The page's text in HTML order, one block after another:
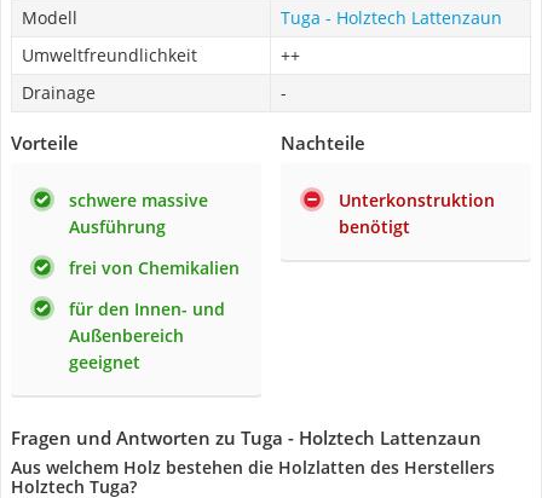
Modell
Tuga - Holztech Lattenzaun
Umweltfreundlichkeit
++
Drainage
-
Vorteile
schwere massive
Ausführung
frei von Chemikalien
für den Innen- und
Außenbereich
geeignet
Nachteile
Unterkonstruktion
benötigt
Fragen und Antworten zu Tuga - Holztech Lattenzaun
Aus welchem Holz bestehen die Holzlatten des Herstellers
Holztech Tuga?